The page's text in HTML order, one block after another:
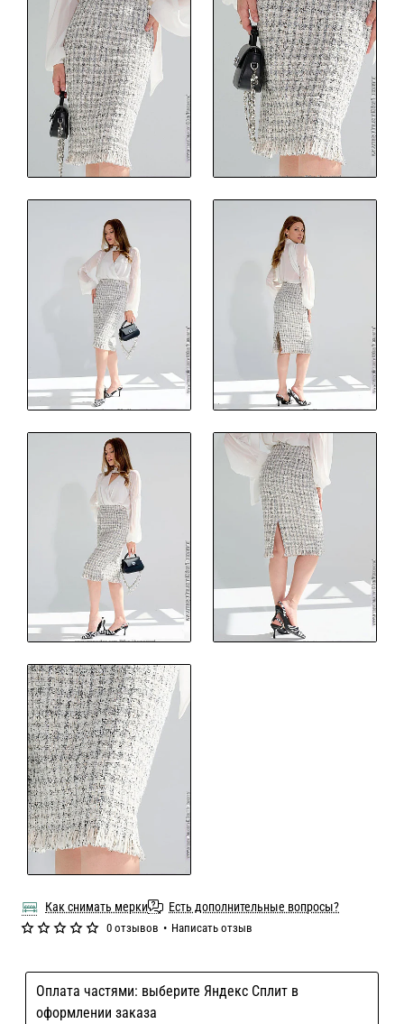
Как снимать мерки Есть дополнительные вопросы?
Оплата частями: выберите Яндекс Сплит в
оформлении заказа
0 отзывов • Написать отзыв